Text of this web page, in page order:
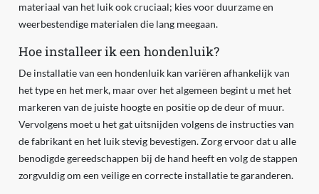
materiaal van het luik ook cruciaal; kies voor duurzame en
weerbestendige materialen die lang meegaan.
Hoe installeer ik een hondenluik?
De installatie van een hondenluik kan variëren afhankelijk van
het type en het merk, maar over het algemeen begint u met het
markeren van de juiste hoogte en positie op de deur of muur.
Vervolgens moet u het gat uitsnijden volgens de instructies van
de fabrikant en het luik stevig bevestigen. Zorg ervoor dat u alle
benodigde gereedschappen bij de hand heeft en volg de stappen
zorgvuldig om een veilige en correcte installatie te garanderen.